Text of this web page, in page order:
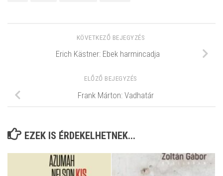
KÖVETKEZŐ BEJEGYZÉS
Erich Kästner: Ebek harmincadja
ELŐZŐ BEJEGYZÉS
Frank Márton: Vadhatár
EZEK IS ÉRDEKELHETNEK...